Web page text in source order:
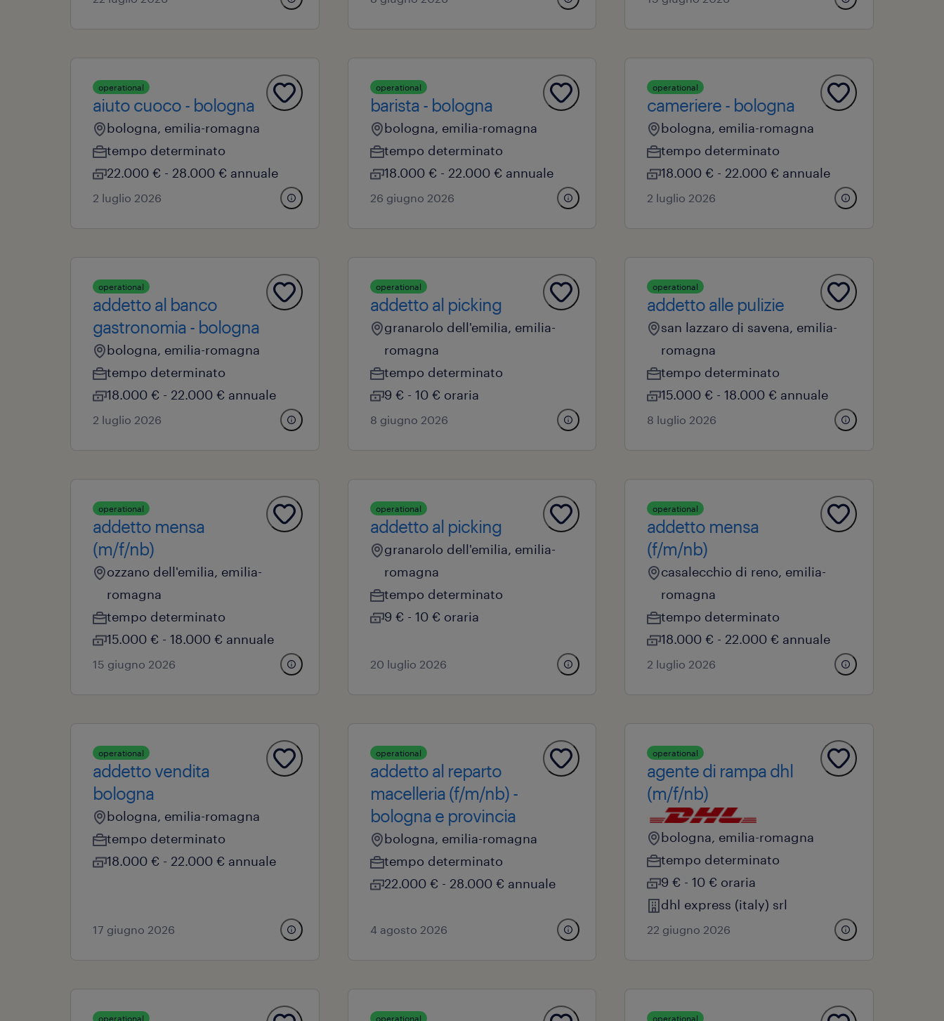
operational
aiuto cuoco - bologna
bologna, emilia-romagna
tempo determinato
22.000 € - 28.000 € annuale
2 luglio 2026
operational
barista - bologna
bologna, emilia-romagna
tempo determinato
18.000 € - 22.000 € annuale
26 giugno 2026
operational
cameriere - bologna
bologna, emilia-romagna
tempo determinato
18.000 € - 22.000 € annuale
2 luglio 2026
operational
addetto al banco
gastronomia - bologna
bologna, emilia-romagna
tempo determinato
18.000 € - 22.000 € annuale
2 luglio 2026
operational
addetto al picking
granarolo dell'emilia, emilia-
romagna
tempo determinato
9 € - 10 € oraria
8 giugno 2026
operational
addetto alle pulizie
san lazzaro di savena, emilia-
romagna
tempo determinato
15.000 € - 18.000 € annuale
8 luglio 2026
operational
addetto mensa
(m/f/nb)
ozzano dell'emilia, emilia-
romagna
tempo determinato
15.000 € - 18.000 € annuale
15 giugno 2026
operational
addetto al picking
granarolo dell'emilia, emilia-
romagna
tempo determinato
9 € - 10 € oraria
20 luglio 2026
operational
addetto mensa
(f/m/nb)
casalecchio di reno, emilia-
romagna
tempo determinato
18.000 € - 22.000 € annuale
2 luglio 2026
operational
addetto vendita
bologna
bologna, emilia-romagna
tempo determinato
18.000 € - 22.000 € annuale
17 giugno 2026
operational
addetto al reparto
macelleria (f/m/nb) -
bologna e provincia
bologna, emilia-romagna
tempo determinato
22.000 € - 28.000 € annuale
4 agosto 2026
operational
agente di rampa dhl
(m/f/nb)
bologna, emilia-romagna
tempo determinato
9 € - 10 € oraria
dhl express (italy) srl
22 giugno 2026
operational operational operational